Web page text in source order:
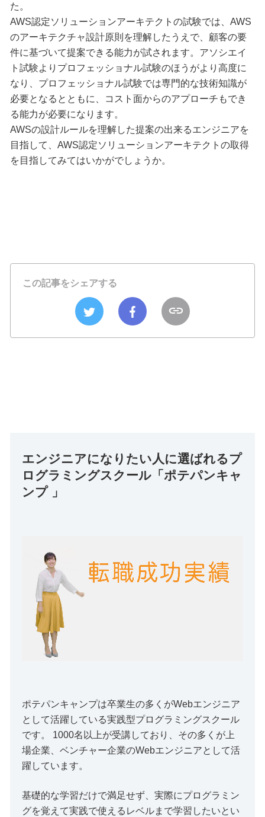
た。
AWS認定ソリューションアーキテクトの試験では、AWS
のアーキテクチャ設計原則を理解したうえで、顧客の要
件に基づいて提案できる能力が試されます。アソシエイ
ト試験よりプロフェッショナル試験のほうがより高度に
なり、プロフェッショナル試験では専門的な技術知識が
必要となるとともに、コスト面からのアプローチもでき
る能力が必要になります。
AWSの設計ルールを理解した提案の出来るエンジニアを
目指して、AWS認定ソリューションアーキテクトの取得
を目指してみてはいかがでしょうか。
この記事をシェアする
エンジニアになりたい人に選ばれるプ
ログラミングスクール「ポテパンキャ
ンプ 」
ポテパンキャンプは卒業生の多くがWebエンジニア
として活躍している実践型プログラミングスクール
です。 1000名以上が受講しており、その多くが上
場企業、ベンチャー企業のWebエンジニアとして活
躍しています。
基礎的な学習だけで満足せず、実際にプログラミン
グを覚えて実践で使えるレベルまで学習したいとい